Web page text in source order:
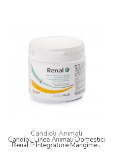
Candioli Animali
Candioli Linea Animali Domestici
Renal P Integratore Mangime...